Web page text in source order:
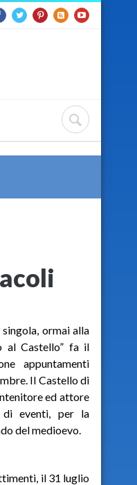
ormai alla
al Castello” fa il
appuntamenti
Il Castello di
ed attore
eventi, per la
del medioevo.
il 31 luglio